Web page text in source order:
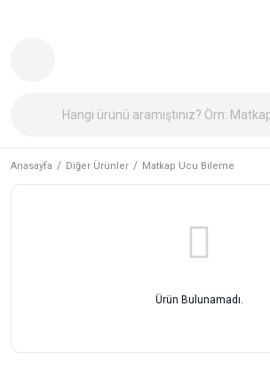
Anasayfa Diğer Ürünler Matkap Ucu Bileme
Ürün Bulunamadı.